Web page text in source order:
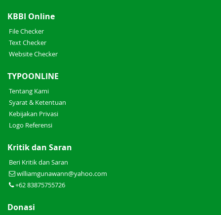
KBBI Online
File Checker
Text Checker
Website Checker
TYPOONLINE
Tentang Kami
Syarat & Ketentuan
Kebijakan Privasi
Logo Referensi
Kritik dan Saran
Beri Kritik dan Saran
williamgunawann@yahoo.com
+62 83875755726
Donasi